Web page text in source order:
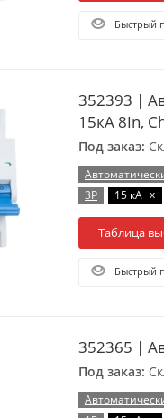
Быстрый
352393 |
15кА 8In,
Под заказ:
3P
15 кА x
Таблица
Быстрый
352365 |
Под заказ: